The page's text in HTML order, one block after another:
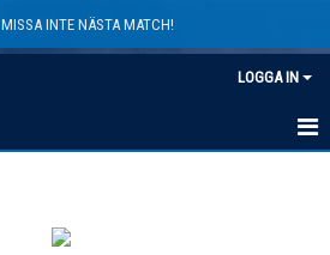
MISSA INTE NÄSTA MATCH!
LOGGA IN